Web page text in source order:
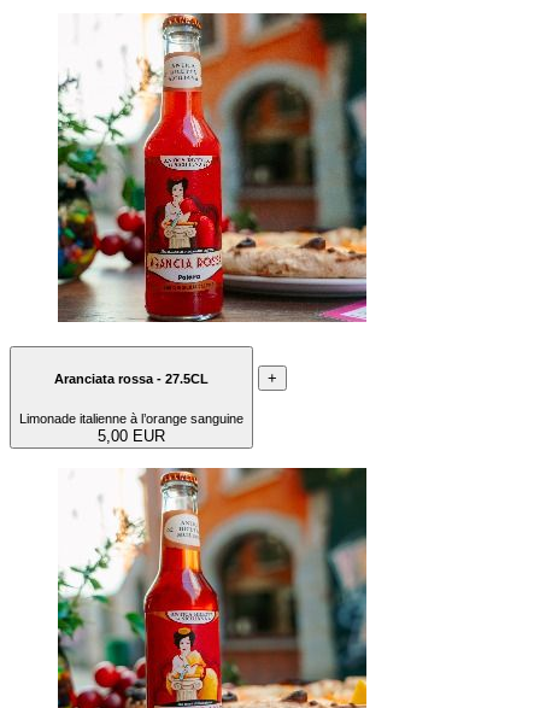
Aranciata rossa - 27.5CL
Limonade italienne à l’orange sanguine
5,00 EUR
+